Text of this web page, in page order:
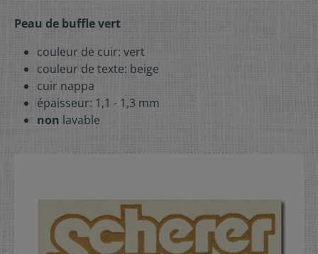
Peau de buffle vert
couleur de cuir: vert
couleur de texte: beige
cuir nappa
épaisseur: 1,1 - 1,3 mm
non lavable